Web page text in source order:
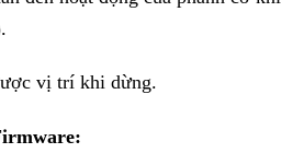
vị trí khi dừng.